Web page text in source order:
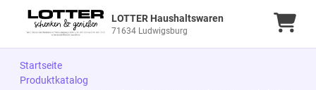
LOTTER Haushaltswaren
71634 Ludwigsburg
Startseite
Produktkatalog